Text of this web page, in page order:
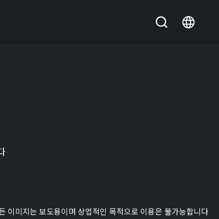
이미지는 보도용이며 상업적인 목적으로 이용은 불가능합니다